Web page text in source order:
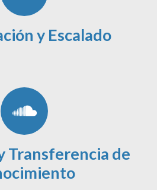
y Escalado
Transferencia de